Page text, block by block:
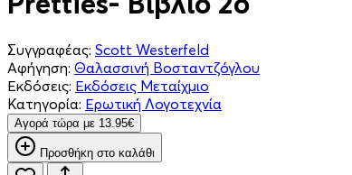
Συγγραφέας: Scott Westerfeld
Αφήγηση: Θαλασσινή Βοσταντζόγλου
Εκδόσεις: Εκδόσεις Μεταίχμιο
Κατηγορία: Ερωτική Λογοτεχνία
Aγορά τώρα με 13.95€
Προσθήκη στο καλάθι